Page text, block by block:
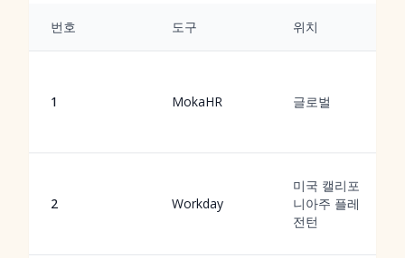
번호 도구 위치
1 MokaHR 글로벌
2 Workday
미국 캘리포
니아주 플레
전턴